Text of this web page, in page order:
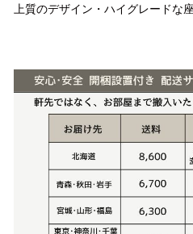
上質のデザイン・ハイグレードな